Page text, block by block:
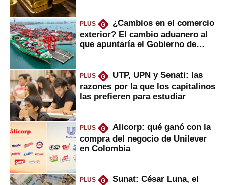
PLUS G
¿Cambios en el comercio
exterior? El cambio aduanero al
que apuntaría el Gobierno de
PLUS G
UTP, UPN y Senati: las
razones por la que los capitalinos
las prefieren para estudiar
PLUS G
Alicorp: qué ganó con la
compra del negocio de Unilever
en Colombia
PLUS G
Sunat: César Luna, el